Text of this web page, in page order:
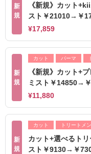
新
規
《新規》カット
スト￥21010→￥
¥17,859
新
規
カット パーマ
《新規》カット+
ミスト￥14850→
¥11,880
新
規
カット トリートメ
カット+選べるト
スト￥9130→￥